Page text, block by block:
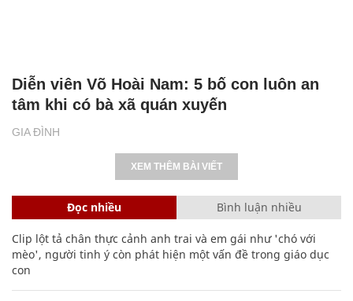
GIA ĐÌNH
Diễn viên Võ Hoài Nam: 5 bố con luôn an
tâm khi có bà xã quán xuyến
XEM THÊM BÀI VIẾT
Đọc nhiều Bình luận nhiều
Clip lột tả chân thực cảnh anh trai và em gái như 'chó với
mèo', người tinh ý còn phát hiện một vấn đề trong giáo dục
con